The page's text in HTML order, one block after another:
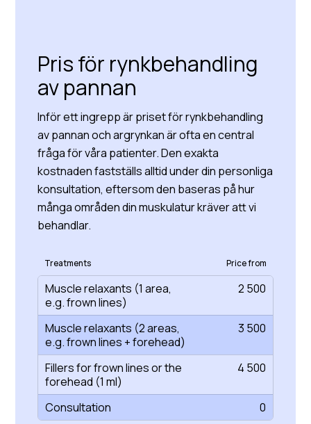
Pris för rynkbehandling
av pannan
Inför ett ingrepp är priset för rynkbehandling
av pannan och argrynkan är ofta en central
fråga för våra patienter. Den exakta
kostnaden fastställs alltid under din personliga
konsultation, eftersom den baseras på hur
många områden din muskulatur kräver att vi
behandlar.
Treatments Price from
Muscle relaxants (1 area,
e.g. frown lines)
2 500
Muscle relaxants (2 areas,
e.g. frown lines + forehead)
3 500
Fillers for frown lines or the
forehead (1 ml)
4 500
Consultation 0